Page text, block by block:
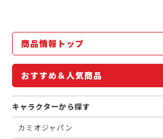
商品情報トップ
おすすめ＆人気商品
キャラクターから探す
カミオジャパン